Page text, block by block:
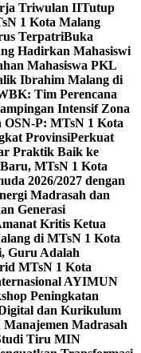
Triwulan IITutup
1 Kota Malang
TerpatriBuka
Hadirkan Mahasiswi
Mahasiswa PKL
Ibrahim Malang di
Tim Perencana
Intensif Zona
OSN-P: MTsN 1 Kota
ProvinsiPerkuat
Praktik Baik ke
MTsN 1 Kota
2026/2027 dengan
Madrasah dan
Generasi
Kritis Ketua
di MTsN 1 Kota
Guru Adalah
MTsN 1 Kota
AYIMUN
Peningkatan
dan Kurikulum
Madrasah
Tiru MIN